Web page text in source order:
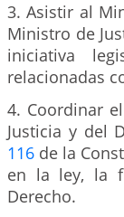
3. Asistir al
Ministro de
iniciativa
relacionadas
4. Coordinar
Justicia y del
116 de la
en la ley, la
Derecho.